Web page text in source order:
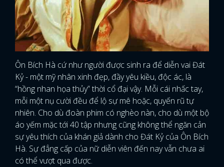
Ôn Bích Hà cứ như người được sinh ra để diễn vai Đát
Kỷ - một mỹ nhân xinh đẹp, đầy yêu kiều, độc ác, là
“hồng nhan họa thủy” thời cổ đại vậy. Mỗi cái nhấc tay,
mỗi một nụ cười đều để lộ sự mê hoặc, quyến rũ tự
nhiên. Cho dù đoàn phim có nghèo nàn, cho dù một bộ
áo yếm mặc tới 40 tập nhưng cũng không thể ngăn cản
sự yêu thích của khán giả dành cho Đát Kỷ của Ôn Bích
Hà. Sự đẳng cấp của nữ diễn viên đến nay vẫn chưa ai
có thể vượt qua được.